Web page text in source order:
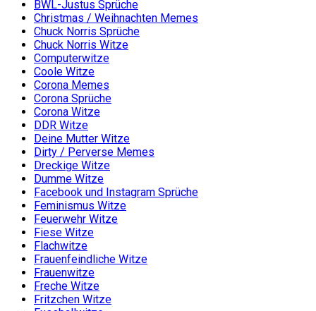
BWL-Justus Sprüche
Christmas / Weihnachten Memes
Chuck Norris Sprüche
Chuck Norris Witze
Computerwitze
Coole Witze
Corona Memes
Corona Sprüche
Corona Witze
DDR Witze
Deine Mutter Witze
Dirty / Perverse Memes
Dreckige Witze
Dumme Witze
Facebook und Instagram Sprüche
Feminismus Witze
Feuerwehr Witze
Fiese Witze
Flachwitze
Frauenfeindliche Witze
Frauenwitze
Freche Witze
Fritzchen Witze